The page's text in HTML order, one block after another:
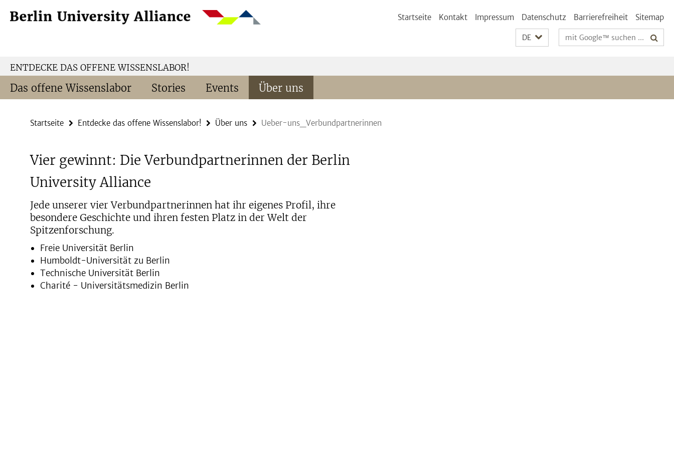
direkt
Service-
Startseite Kontakt Impressum Datenschutz Barrierefreiheit Sitemap
DE Suchbegriffe
ENTDECKE DAS OFFENE WISSENSLABOR!
Das offene Wissenslabor Stories Events Über uns
Startseite Entdecke das offene Wissenslabor! Über uns Ueber-uns_Verbundpartnerinnen
Vier gewinnt: Die Verbundpartnerinnen der Berlin
University Alliance
Jede unserer vier Verbundpartnerinnen hat ihr eigenes Profil, ihre
besondere Geschichte und ihren festen Platz in der Welt der
Spitzenforschung.
Freie Universität Berlin
Humboldt-Universität zu Berlin
Technische Universität Berlin
Charité - Universitätsmedizin Berlin